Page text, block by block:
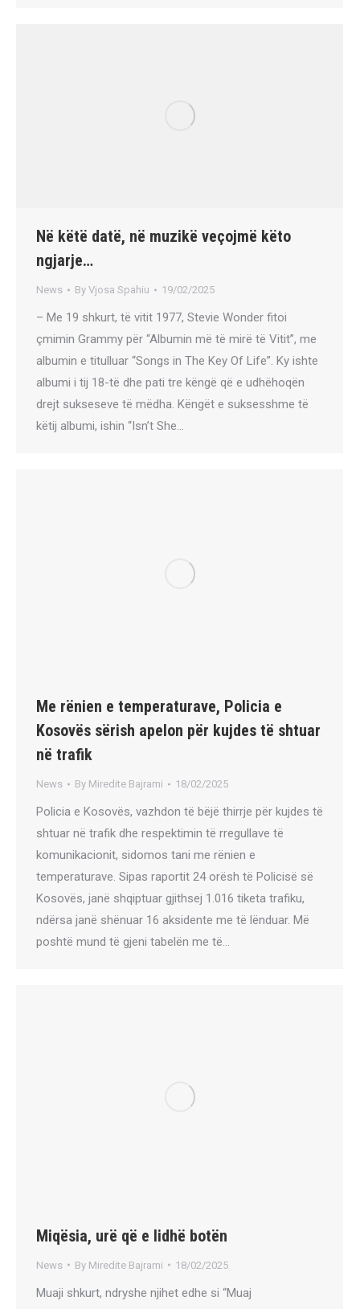
Në këtë datë, në muzikë veçojmë këto
ngjarje…
News By Vjosa Spahiu 19/02/2025
– Me 19 shkurt, të vitit 1977, Stevie Wonder fitoi
çmimin Grammy për “Albumin më të mirë të Vitit”, me
albumin e titulluar “Songs in The Key Of Life”. Ky ishte
albumi i tij 18-të dhe pati tre këngë që e udhëhoqën
drejt sukseseve të mëdha. Këngët e suksesshme të
këtij albumi, ishin “Isn’t She…
Me rënien e temperaturave, Policia e
Kosovës sërish apelon për kujdes të shtuar
në trafik
News By Miredite Bajrami 18/02/2025
Policia e Kosovës, vazhdon të bëjë thirrje për kujdes të
shtuar në trafik dhe respektimin të rregullave të
komunikacionit, sidomos tani me rënien e
temperaturave. Sipas raportit 24 orësh të Policisë së
Kosovës, janë shqiptuar gjithsej 1.016 tiketa trafiku,
ndërsa janë shënuar 16 aksidente me të lënduar. Më
poshtë mund të gjeni tabelën me të…
Miqësia, urë që e lidhë botën
News By Miredite Bajrami 18/02/2025
Muaji shkurt, ndryshe njihet edhe si “Muaj